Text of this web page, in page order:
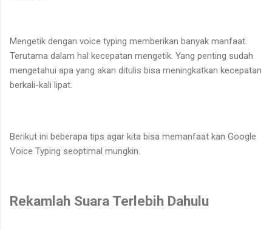
Mengetik dengan voice typing memberikan banyak manfaat.
Terutama dalam hal kecepatan mengetik. Yang penting sudah
mengetahui apa yang akan ditulis bisa meningkatkan kecepatan
berkali-kali lipat.
Berikut ini beberapa tips agar kita bisa memanfaat kan Google
Voice Typing seoptimal mungkin.
Rekamlah Suara Terlebih Dahulu